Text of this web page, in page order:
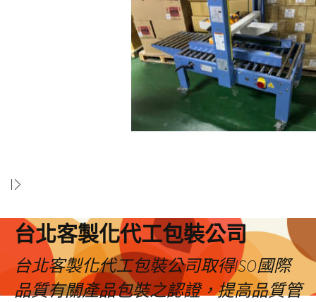
台北客製化代工包裝公司
台北客製化代工包裝公司取得ISO國際
品質有關產品包裝之認證，提高品質管